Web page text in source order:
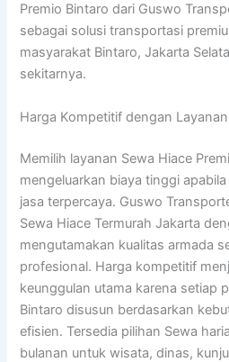
Premio Bintaro dari Guswo
sebagai solusi transportasi
masyarakat Bintaro, Jakarta
sekitarnya.
Harga Kompetitif dengan
Memilih layanan Sewa Hiace
mengeluarkan biaya tinggi
jasa terpercaya. Guswo
Sewa Hiace Termurah Jakarta
mengutamakan kualitas armada
profesional. Harga kompetitif
keunggulan utama karena setiap
Bintaro disusun berdasarkan
efisien. Tersedia pilihan Sewa
bulanan untuk wisata, dinas,